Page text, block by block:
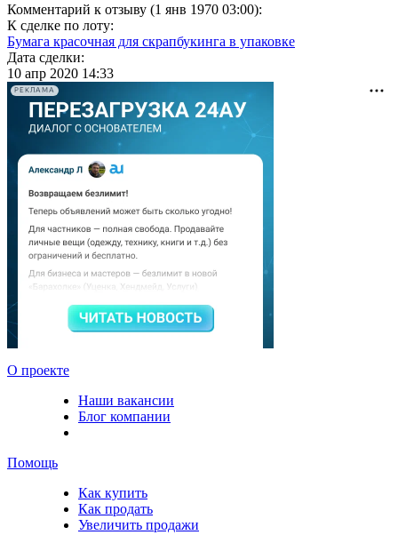
Комментарий к отзыву (1 янв 1970 03:00):
К сделке по лоту:
Бумага красочная для скрапбукинга в упаковке
Дата сделки:
10 апр 2020 14:33
РЕКЛАМА
О проекте
Наши вакансии
Блог компании
Помощь
Как купить
Как продать
Увеличить продажи